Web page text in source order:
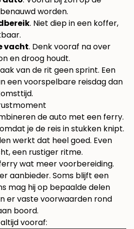
worden.
. Niet diep in een koffer,
vacht. Denk vooraf na over
en droog houdt.
van de rit geen sprint. Een
een voorspelbare reisdag dan
de auto met een ferry.
je de reis in stukken knipt.
werkt dat heel goed. Even
een rustiger ritme.
wat meer voorbereiding.
aanbieder. Soms blijft een
mag hij op bepaalde delen
er vaste voorwaarden rond
boord.
vooraf: